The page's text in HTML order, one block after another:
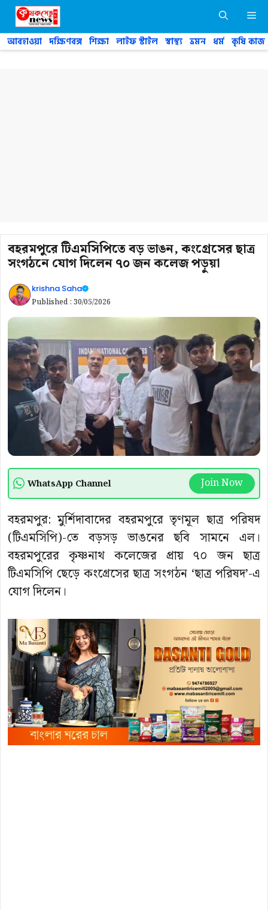
Skip
content
আবহাওয়া দক্ষিণবঙ্গ শিক্ষা লাইফ স্টাইল স্বাস্থ্য ভ্রমন ধর্ম কৃষি কাজ
বহরমপুরে টিএমসিপিতে বড় ভাঙন, কংগ্রেসের ছাত্র
সংগঠনে যোগ দিলেন ৭০ জন কলেজ পড়ুয়া
krishna Saha
Published : 30/05/2026
WhatsApp Channel Join Now
বহরমপুর: মুর্শিদাবাদের বহরমপুরে তৃণমূল ছাত্র পরিষদ
(টিএমসিপি)-তে বড়সড় ভাঙনের ছবি সামনে এল।
বহরমপুরের কৃষ্ণনাথ কলেজের প্রায় ৭০ জন ছাত্র
টিএমসিপি ছেড়ে কংগ্রেসের ছাত্র সংগঠন ‘ছাত্র পরিষদ’-এ
যোগ দিলেন।